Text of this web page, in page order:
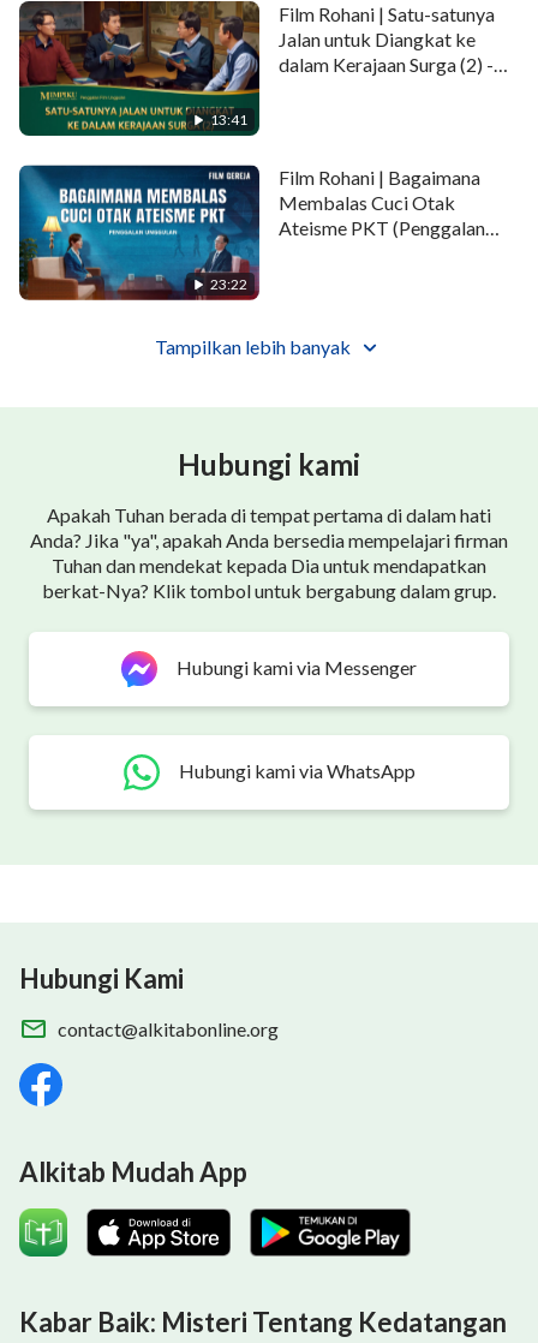
13:41
Film Rohani | Satu-satunya
Jalan untuk Diangkat ke
dalam Kerajaan Surga (2) -
23:22
Film Rohani | Bagaimana
Membalas Cuci Otak
Ateisme PKT (Penggalan
Tampilkan lebih banyak
Hubungi kami
Apakah Tuhan berada di tempat pertama di dalam hati
Anda? Jika "ya", apakah Anda bersedia mempelajari firman
Tuhan dan mendekat kepada Dia untuk mendapatkan
berkat-Nya? Klik tombol untuk bergabung dalam grup.
Hubungi kami via Messenger
Hubungi kami via WhatsApp
Hubungi Kami
contact@alkitabonline.org
Alkitab Mudah App
Kabar Baik: Misteri Tentang Kedatangan